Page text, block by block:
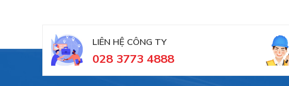
LIÊN HỆ CÔNG TY
028 3773 4888